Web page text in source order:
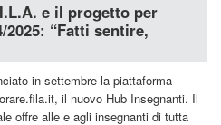
e il progetto per
2025: “Fatti sentire,
in settembre la piattaforma
il nuovo Hub Insegnanti. Il
offre alle e agli insegnanti di tutta